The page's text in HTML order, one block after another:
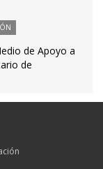
de Apoyo a
de